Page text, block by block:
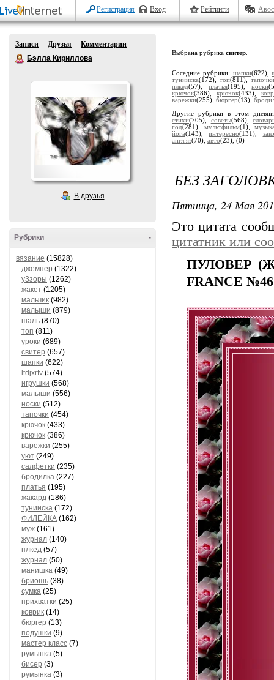
Регистрация Вход Рейтинги
Записи Друзья
Комментарии
Бэлла Кириллова
В друзья
-
Рубрики
вязание (15828)
джемпер (1322)
у3зоры (1262)
жакет (1205)
мальчик (982)
малыши (879)
шаль (870)
топ (811)
уроки (689)
свитер (657)
шапки (622)
ltdjxrfv (574)
игрушки (568)
малыши (556)
носки (512)
тапочки (454)
крючок (433)
крючок (386)
варежки (255)
уют (249)
салфетки (235)
бродилка (227)
платья (195)
жакард (186)
тунииска (172)
ФИЛЕЙКА (162)
муж (161)
журнал (140)
плкед (57)
журнал (50)
манишка (49)
бриошь (38)
сумка (25)
прихватки (25)
коврик (14)
бюргер (13)
подушки (9)
мастер класс (7)
румынка (5)
бисер (3)
румынка (3)
Выбрана рубрика свитер
Соседние рубрики: шапки(622),
тунииска(172), топ(811), тапочки
плкед(57),платья(195),носки
крючок(386),крючок(433),
варежки(255), бюргер(13),
Другие рубрики в этом
стихи(705), советы(568),
год(281), мультфильм(1),
йога(143),интересно(131),
англ.яз(70), авто(23), (0)
БЕЗ
Пятница, 24 Мая
Это цитата
цитатник или
ПУЛОВЕР (Ж)
FRANCE